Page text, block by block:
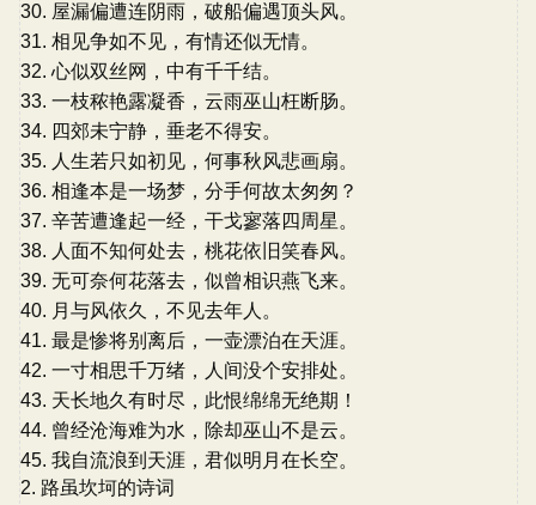
30. 屋漏偏遭连阴雨，破船偏遇顶头风。
31. 相见争如不见，有情还似无情。
32. 心似双丝网，中有千千结。
33. 一枝秾艳露凝香，云雨巫山枉断肠。
34. 四郊未宁静，垂老不得安。
35. 人生若只如初见，何事秋风悲画扇。
36. 相逢本是一场梦，分手何故太匆匆？
37. 辛苦遭逢起一经，干戈寥落四周星。
38. 人面不知何处去，桃花依旧笑春风。
39. 无可奈何花落去，似曾相识燕飞来。
40. 月与风依久，不见去年人。
41. 最是惨将别离后，一壶漂泊在天涯。
42. 一寸相思千万绪，人间没个安排处。
43. 天长地久有时尽，此恨绵绵无绝期！
44. 曾经沧海难为水，除却巫山不是云。
45. 我自流浪到天涯，君似明月在长空。
2. 路虽坎坷的诗词